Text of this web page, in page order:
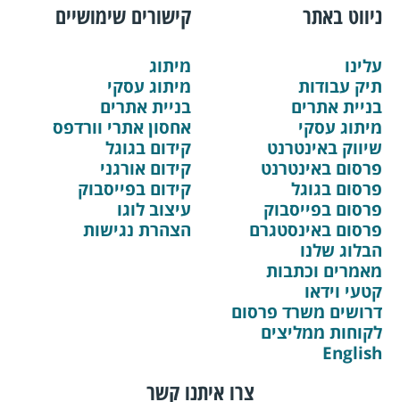
ניווט באתר
עלינו
תיק עבודות
בניית אתרים
מיתוג עסקי
שיווק באינטרנט
פרסום באינטרנט
פרסום בגוגל
פרסום בפייסבוק
פרסום באינסטגרם
הבלוג שלנו
מאמרים וכתבות
קטעי וידאו
דרושים משרד פרסום
לקוחות ממליצים
English
קישורים שימושיים
מיתוג
מיתוג עסקי
בניית אתרים
אחסון אתרי וורדפס
קידום בגוגל
קידום אורגני
קידום בפייסבוק
עיצוב לוגו
הצהרת נגישות
צרו איתנו קשר